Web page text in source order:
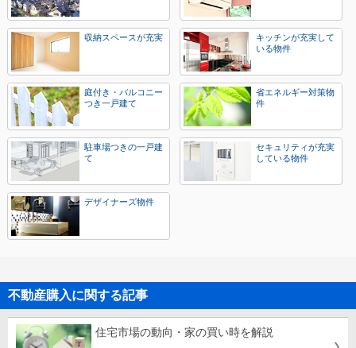
収納スペースが充実
キッチンが充実して
いる物件
庭付き・バルコニー
つき一戸建て
省エネルギー対策物
件
駐車場つきの一戸建
て
セキュリティが充実
している物件
デザイナーズ物件
不動産購入に関する記事
住宅市場の動向・家の買い時を解説